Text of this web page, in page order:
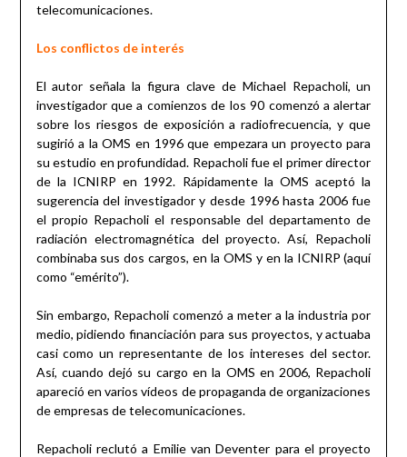
telecomunicaciones.
Los conflictos de interés
El autor señala la figura clave de Michael Repacholi, un
investigador que a comienzos de los 90 comenzó a alertar
sobre los riesgos de exposición a radiofrecuencia, y que
sugirió a la OMS en 1996 que empezara un proyecto para
su estudio en profundidad. Repacholi fue el primer director
de la ICNIRP en 1992. Rápidamente la OMS aceptó la
sugerencia del investigador y desde 1996 hasta 2006 fue
el propio Repacholi el responsable del departamento de
radiación electromagnética del proyecto. Así, Repacholi
combinaba sus dos cargos, en la OMS y en la ICNIRP (aquí
como “emérito”).
Sin embargo, Repacholi comenzó a meter a la industria por
medio, pidiendo financiación para sus proyectos, y actuaba
casi como un representante de los intereses del sector.
Así, cuando dejó su cargo en la OMS en 2006, Repacholi
apareció en varios vídeos de propaganda de organizaciones
de empresas de telecomunicaciones.
Repacholi reclutó a Emilie van Deventer para el proyecto